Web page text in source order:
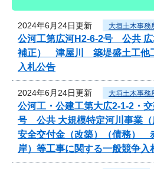
2024年6月24日更新 大垣土木事務
公河工第広河H2-6-2号 公共 広
補正） 津屋川 築堤盛土工他
入札公告
2024年6月24日更新 大垣土木事務
公河工・公建工第大広2-1-2・
号 公共 大規模特定河川事業（
安全交付金（改築）（債務）
岸）等工事に関する一般競争入